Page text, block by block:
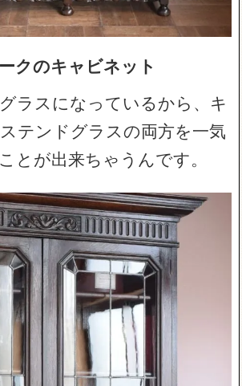
クのキャビネット
ラスになっているから、キ
テンドグラスの両方を一気
とが出来ちゃうんです。